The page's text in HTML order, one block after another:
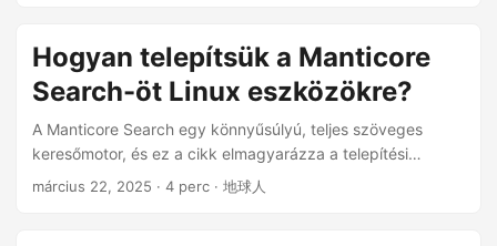
Apple iPhone-ra szánt ingyenes, nyílt forráskódú proxy
kliensszoftverekre összpontosít, és részletesen elemzi
azok jellemzőit, remélve, hogy hasznos útmutatót nyújt az
Hogyan telepítsük a Manticore
Search-öt Linux eszközökre?
A Manticore Search egy könnyűsúlyú, teljes szöveges
keresőmotor, és ez a cikk elmagyarázza a telepítési
folyamatot Linux eszközökön. ...
március 22, 2025 · 4 perc · 地球人